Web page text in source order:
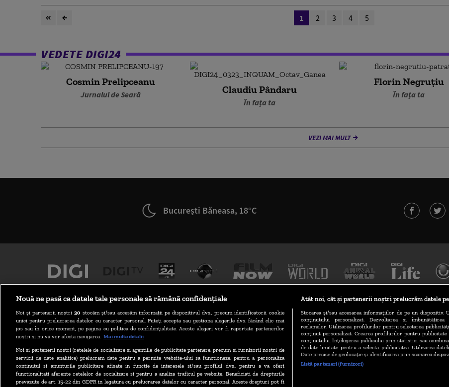
1 2 3 4 5
VEDETE DIGI24
Cosmin Prelipceanu
Jurnalul de Seară Claudiu Pândaru
În fața ta
Florin Negruțiu
În fața ta
VEZI MAI MULT
București Băneasa, 18°C
TERMENI ȘI CONDIȚII POLITICA DE CONFIDENȚIALITATE
ABONARE DIGI TV GESTIONAȚI PREFERINȚELE CODUL DIGI24 CAMERE WEB
Nouă ne pasă ca datele tale personale să rămână confidențiale
Noi și partenerii noștri30 stocăm și/sau accesăm informații pe dispozitivul dvs., precum identificatorii cookie
unici pentru prelucrarea datelor cu caracter personal. Puteți accepta sau gestiona alegerile dvs. făcând clic mai
jos sau în orice moment, pe pagina cu politica de confidențialitate. Aceste alegeri vor fi raportate partenerilor
noștri și nu vă vor afecta navigarea. Mai multe detalii
Noi si partenerii nostri (retelele de socializare si agentiile de publicitate partenere, precum si furnizorii nostri de
servicii de date analitice) prelucram date pentru a permite website-ului sa functioneze, pentru a personaliza
continutul si anunturile publicitare afisate in functie de interesele si/sau profilul dvs., pentru a va oferi
functionalitati aferente retelelor de socializare si pentru a analiza traficul pe website. Beneficiati de drepturile
prevazute de art. 15-22 din GDPR in legatura cu prelucrarea datelor cu caracter personal. Aceste drepturi pot fi
Atât noi, cât și partenerii noștri prelucrăm datele
Stocarea și/sau accesarea informațiilor de pe un
conținutului personalizat. Dezvoltarea și
reclamelor. Utilizarea profilurilor pentru selectarea
conținut personalizat. Crearea profilurilor pentru publicitate
conținutului. Înțelegerea publicului prin statistici sau
de date limitate pentru a selecta publicitatea. Utilizarea
Date precise de geolocație și identificarea prin scanarea
Listă parteneri (furnizori)